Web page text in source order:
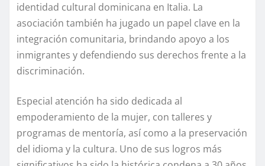
identidad cultural dominicana en Italia. La
asociación también ha jugado un papel clave en la
integración comunitaria, brindando apoyo a los
inmigrantes y defendiendo sus derechos frente a la
discriminación.
Especial atención ha sido dedicada al
empoderamiento de la mujer, con talleres y
programas de mentoría, así como a la preservación
del idioma y la cultura. Uno de sus logros más